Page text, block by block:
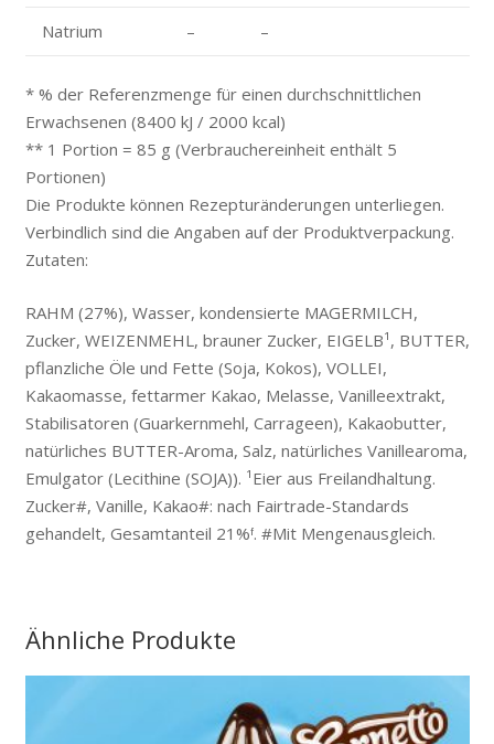
Natrium – –
* % der Referenzmenge für einen durchschnittlichen
Erwachsenen (8400 kJ / 2000 kcal)
** 1 Portion = 85 g (Verbrauchereinheit enthält 5
Portionen)
Die Produkte können Rezepturänderungen unterliegen.
Verbindlich sind die Angaben auf der Produktverpackung.
Zutaten:
RAHM (27%), Wasser, kondensierte MAGERMILCH,
Zucker, WEIZENMEHL, brauner Zucker, EIGELB¹, BUTTER,
pflanzliche Öle und Fette (Soja, Kokos), VOLLEI,
Kakaomasse, fettarmer Kakao, Melasse, Vanilleextrakt,
Stabilisatoren (Guarkernmehl, Carrageen), Kakaobutter,
natürliches BUTTER-Aroma, Salz, natürliches Vanillearoma,
Emulgator (Lecithine (SOJA)). ¹Eier aus Freilandhaltung.
Zucker#, Vanille, Kakao#: nach Fairtrade-Standards
gehandelt, Gesamtanteil 21%ᶠ. #Mit Mengenausgleich.
Ähnliche Produkte